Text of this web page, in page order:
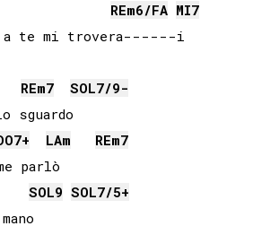
REm6/FA MI7
REm7 SOL7/9-
sguardo
7+ LAm REm7
parlò
SOL9 SOL7/5+